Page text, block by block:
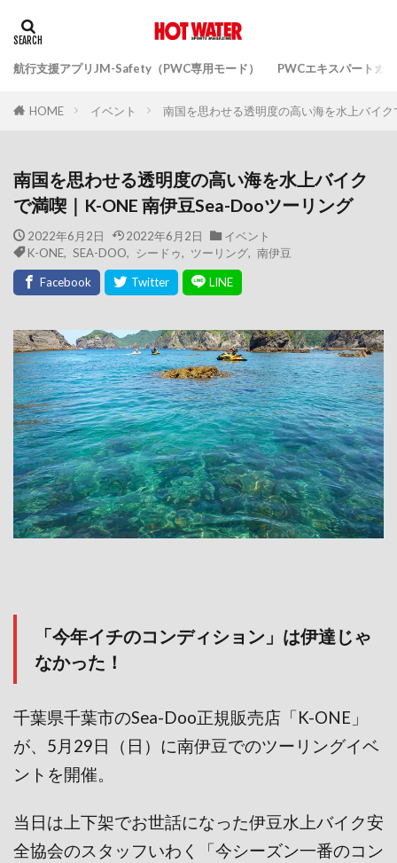
航行支援アプリJM-Safety（PWC専用モード） PWCエキスパートガ
HOME イベント 南国を思わせる透明度の高い海を水上バイ
南国を思わせる透明度の高い海を水上バイク
で満喫｜K-ONE 南伊豆Sea-Dooツーリング
2022年6月2日 2022年6月2日
イベント
K-ONE, SEA-DOO シードゥ ツーリング, 南伊豆
「今年イチのコンディション」は伊達じゃ
なかった！
千葉県千葉市のSea-Doo正規販売店「K-ONE」
が、5月29日（日）に南伊豆でのツーリングイベ
ントを開催。
当日は上下架でお世話になった伊豆水上バイク安
全協会のスタッフいわく「今シーズン一番のコン